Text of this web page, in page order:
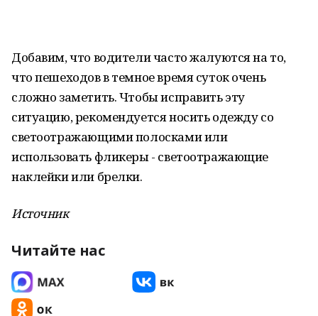
Добавим, что водители часто жалуются на то,
что пешеходов в темное время суток очень
сложно заметить. Чтобы исправить эту
ситуацию, рекомендуется носить одежду со
светоотражающими полосками или
использовать фликеры - светоотражающие
наклейки или брелки.
Источник
Читайте нас